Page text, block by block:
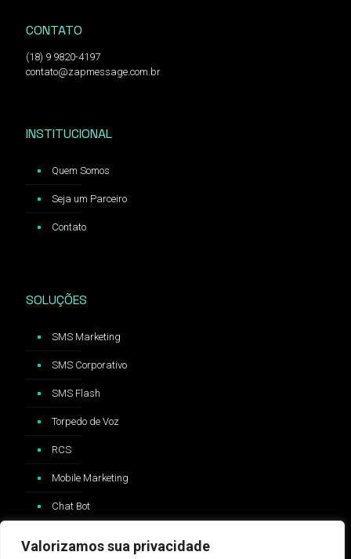
Valorizamos sua privacidade
CONTATO
(18) 9 9820-4197
contato@zapmessage.com.br
INSTITUCIONAL
Quem Somos
Seja um Parceiro
Contato
SOLUÇÕES
SMS Marketing
SMS Corporativo
SMS Flash
Torpedo de Voz
RCS
Mobile Marketing
Chat Bot